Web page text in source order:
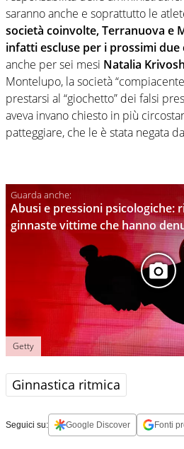
saranno anche e soprattutto le
società coinvolte, Terranuova e
infatti escluse per i prossimi due
anche per sei mesi Natalia
Montelupo, la società
prestarsi al “giochetto” dei falsi
aveva invano chiesto in più
patteggiare, che le è stata negata
Abusi e pressioni psicologiche:
ginnaste vittime che hanno
Getty
Ginnastica ritmica
Seguici su: Google Discover Fonti